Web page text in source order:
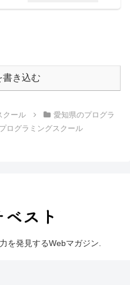
書き込む
クール
愛知県のプログラ
ログラミングスクール
を発見するWebマガジン.